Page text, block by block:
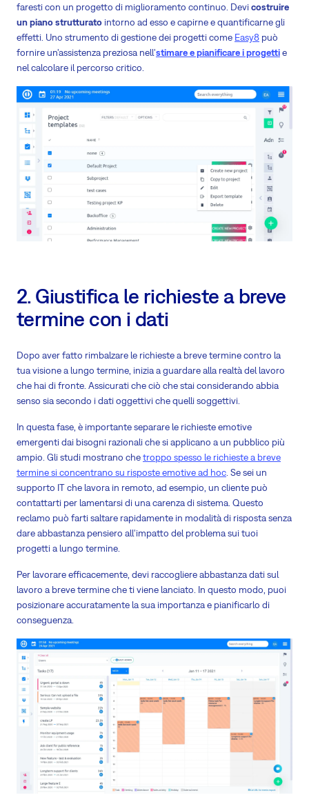
faresti con un progetto di miglioramento continuo. Devicostruire
un piano strutturato intorno ad esso e capirne e quantificarne gli
effetti. Uno strumento di gestione dei progetti come Easy8 può
fornire un'assistenza preziosa nell'stimare e pianificare i progettie
nel calcolare il percorso critico.
2. Giustifica le richieste a breve
termine con i dati
Dopo aver fatto rimbalzare le richieste a breve termine contro la
tua visione a lungo termine, inizia a guardare alla realtà del lavoro
che hai di fronte. Assicurati che ciò che stai considerando abbia
senso sia secondo i dati oggettivi che quelli soggettivi.
In questa fase, è importante separare le richieste emotive
emergenti dai bisogni razionali che si applicano a un pubblico più
ampio. Gli studi mostrano chetroppo spesso le richieste a breve
termine si concentrano su risposte emotive ad hoc . Se sei un
supporto IT che lavora in remoto, ad esempio, un cliente può
contattarti per lamentarsi di una carenza di sistema. Questo
reclamo può farti saltare rapidamente in modalità di risposta senza
dare abbastanza pensiero all'impatto del problema sui tuoi
progetti a lungo termine.
Per lavorare efficacemente, devi raccogliere abbastanza dati sul
lavoro a breve termine che ti viene lanciato. In questo modo, puoi
posizionare accuratamente la sua importanza e pianificarlo di
conseguenza.